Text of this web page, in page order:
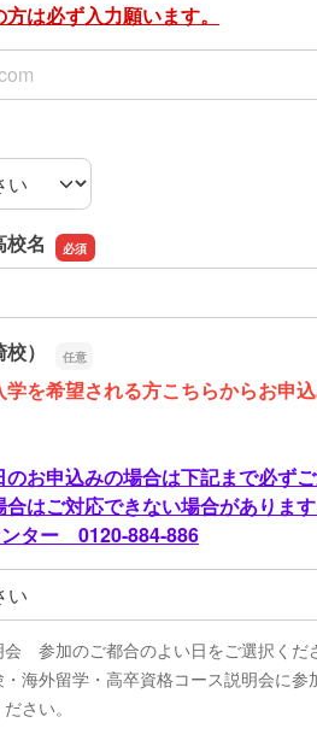
は必ず入力願います。
校名
名
）
を希望される方こちらからお申込
お申込みの場合は下記まで必ずご
はご対応できない場合があります
ター 0120-884-886
）
会 参加のご都合のよい日をご選択くだ
海外留学・高卒資格コース説明会に
さい。